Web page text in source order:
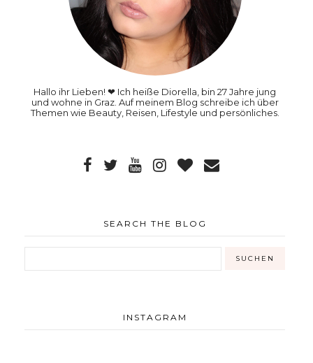
Hallo ihr Lieben! ❤ Ich heiße Diorella, bin 27 Jahre jung
und wohne in Graz. Auf meinem Blog schreibe ich über
Themen wie Beauty, Reisen, Lifestyle und persönliches.
SEARCH THE BLOG
INSTAGRAM